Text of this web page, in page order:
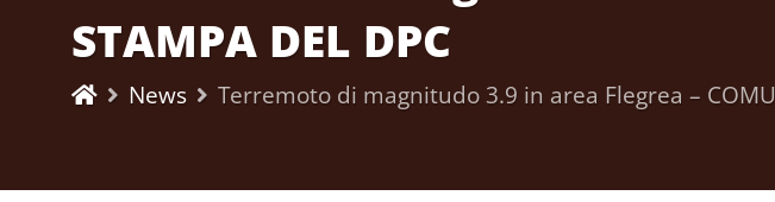
STAMPA DEL DPC
News Terremoto di magnitudo 3.9 in area Flegrea –